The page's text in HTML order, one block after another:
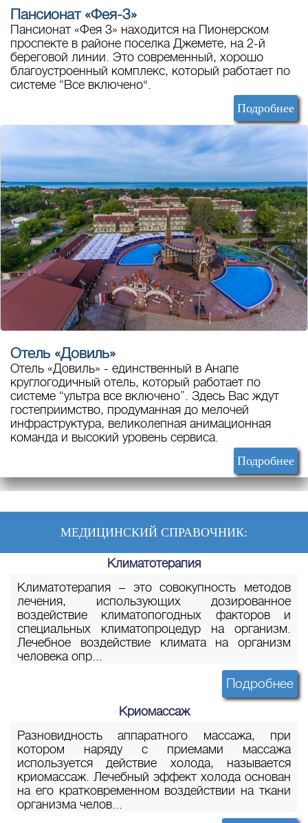
Пансионат «Фея-3»
Пансионат «Фея 3» находится на Пионерском
проспекте в районе поселка Джемете, на 2-й
береговой линии. Это современный, хорошо
благоустроенный комплекс, который работает по
системе “Все включено".
Подробнее
Отель «Довиль»
Отель «Довиль» - единственный в Анапе
круглогодичный отель, который работает по
системе “ультра все включено”. Здесь Вас ждут
гостеприимство, продуманная до мелочей
инфраструктура, великолепная анимационная
команда и высокий уровень сервиса.
Подробнее
МЕДИЦИНСКИЙ СПРАВОЧНИК:
Климатотерапия
Климатотерапия – это совокупность методов
лечения, использующих дозированное
воздействие климатопогодных факторов и
специальных климатопроцедур на организм.
Лечебное воздействие климата на организм
человека опр...
Подробнее
Криомассаж
Разновидность аппаратного массажа, при
котором наряду с приемами массажа
используется действие холода, называется
криомассаж. Лечебный эффект холода основан
на его кратковременном воздействии на ткани
организма челов...